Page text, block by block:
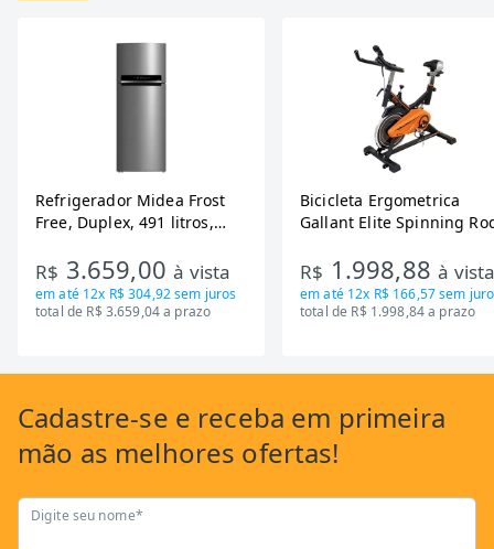
Refrigerador Midea Frost
Free, Duplex, 491 litros,
RT650EVK463)
R$ 3.659,00à vista
em até 12x R$ 304,92sem juros
total de R$ 3.659,04 a prazo
Bicicleta Ergometrica
Gallant Elite Spinning
Mecanica GSB13HBTA-PT
R$ 1.998,88à
em até 12x R$ 166,57sem
total de R$ 1.998,84 a prazo
Cadastre-se e receba em primeira
mão as melhores ofertas!
Digite seu nome*